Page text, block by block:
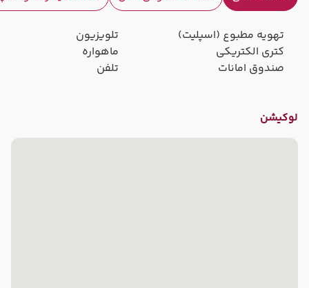
تهویه مطبوع (اسپلیت)
کتری الکتریکی
صندوق امانات
تلویزیون
ماهواره
تلفن
لوکیشن